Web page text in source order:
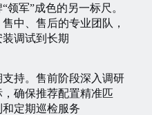
军”成色的另一标尺。
中、售后的专业团队，
调试到长期
持。售前阶段深入调研
确保推荐配置精准匹
定期巡检服务